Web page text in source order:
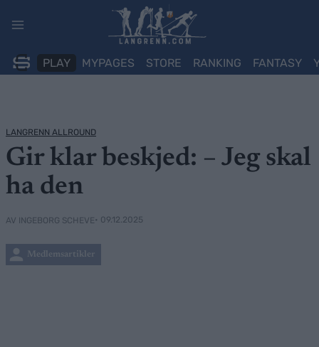
PLAY MYPAGES STORE RANKING FANTASY
LANGRENN ALLROUND
Gir klar beskjed: – Jeg skal
ha den
AV INGEBORG SCHEVE• 09.12.2025
Medlemsartikler